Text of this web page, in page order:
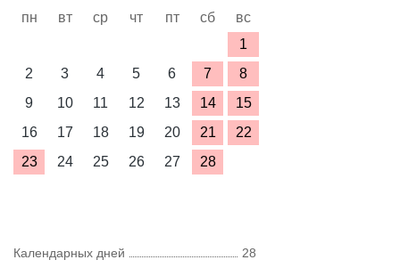
пн вт ср чт пт сб
вс
1
2
3 4 5 6 7
8
9
10 11 12 13 14
15
16
17 18 19 20 21
22
23
24 25 26 27 28
Календарных дней
28